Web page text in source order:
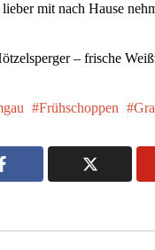
mit nach Hause
– frische
Frühschoppen